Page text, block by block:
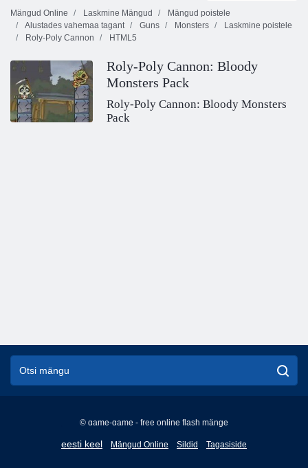
Mängud Online
Laskmine Mängud
Mängud poistele
Alustades vahemaa tagant
Guns Monsters
Laskmine poistele
Roly-Poly Cannon
HTML5
Roly-Poly Cannon: Bloody
Monsters Pack
Roly-Poly Cannon: Bloody Monsters
Pack
© game-game - free online flash mänge
eesti keel
English
Mängud Online Sildid Tagasiside